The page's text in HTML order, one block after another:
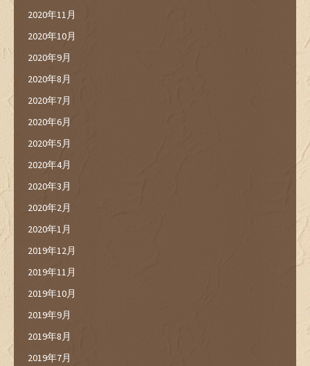
2020年11月
2020年10月
2020年9月
2020年8月
2020年7月
2020年6月
2020年5月
2020年4月
2020年3月
2020年2月
2020年1月
2019年12月
2019年11月
2019年10月
2019年9月
2019年8月
2019年7月